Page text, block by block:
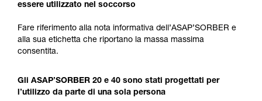
essere utilizzato nel soccorso
Fare riferimento alla nota informativa dell’ASAP’SORBER e
alla sua etichetta che riportano la massa massima
consentita.
Gli ASAP’SORBER 20 e 40 sono stati progettati per
l’utilizzo da parte di una sola persona